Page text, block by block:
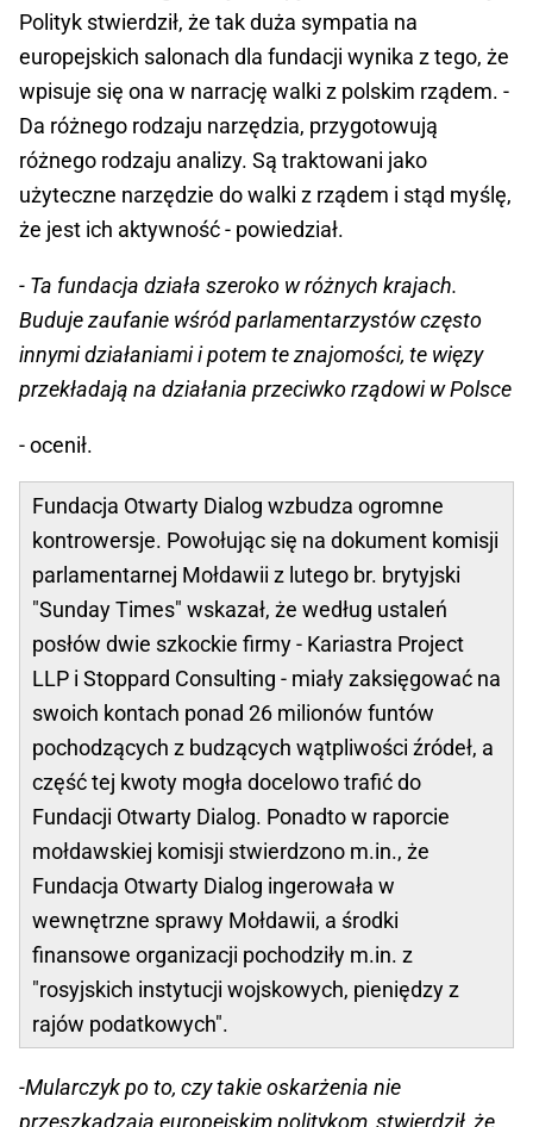
Polityk stwierdził, że tak duża sympatia na
europejskich salonach dla fundacji wynika z tego, że
wpisuje się ona w narrację walki z polskim rządem. -
Da różnego rodzaju narzędzia, przygotowują
różnego rodzaju analizy. Są traktowani jako
użyteczne narzędzie do walki z rządem i stąd myślę,
że jest ich aktywność - powiedział.
- Ta fundacja działa szeroko w różnych krajach.
Buduje zaufanie wśród parlamentarzystów często
innymi działaniami i potem te znajomości, te więzy
przekładają na działania przeciwko rządowi w Polsce
- ocenił.
Fundacja Otwarty Dialog wzbudza ogromne
kontrowersje. Powołując się na dokument komisji
parlamentarnej Mołdawii z lutego br. brytyjski
"Sunday Times" wskazał, że według ustaleń
posłów dwie szkockie firmy - Kariastra Project
LLP i Stoppard Consulting - miały zaksięgować na
swoich kontach ponad 26 milionów funtów
pochodzących z budzących wątpliwości źródeł, a
część tej kwoty mogła docelowo trafić do
Fundacji Otwarty Dialog. Ponadto w raporcie
mołdawskiej komisji stwierdzono m.in., że
Fundacja Otwarty Dialog ingerowała w
wewnętrzne sprawy Mołdawii, a środki
finansowe organizacji pochodziły m.in. z
"rosyjskich instytucji wojskowych, pieniędzy z
rajów podatkowych".
-Mularczyk po to, czy takie oskarżenia nie
przeszkadzają europejskim politykom, stwierdził, że